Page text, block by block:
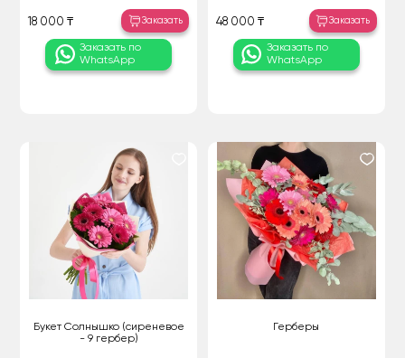
18 000 ₸ Заказать
Заказать по
WhatsApp
48 000 ₸ Заказать
Заказать по
WhatsApp
Букет Солнышко (сиреневое
- 9 гербер)
Герберы